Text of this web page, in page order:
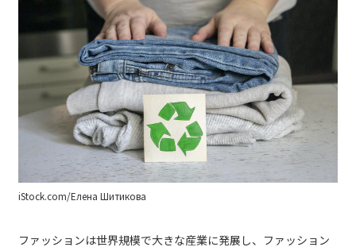
iStock.com/Елена Шитикова
ファッションは世界規模で大きな産業に発展し、ファッション